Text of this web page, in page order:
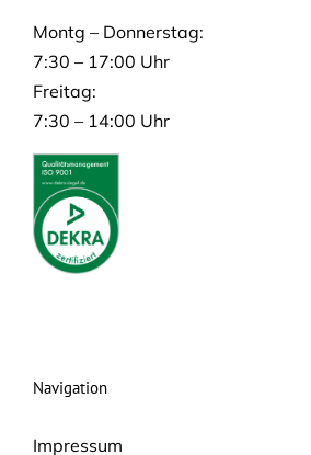
Montg – Donnerstag:
7:30 – 17:00 Uhr
Freitag:
7:30 – 14:00 Uhr
Navigation
Impressum